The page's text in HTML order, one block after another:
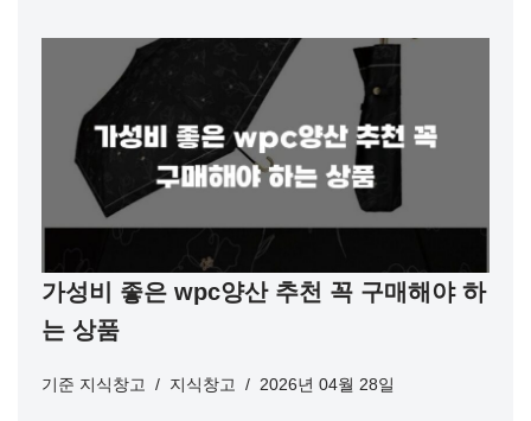
가성비 좋은 wpc양산 추천 꼭 구매해야 하
는 상품
기준 지식창고 지식창고 2026년 04월 28일